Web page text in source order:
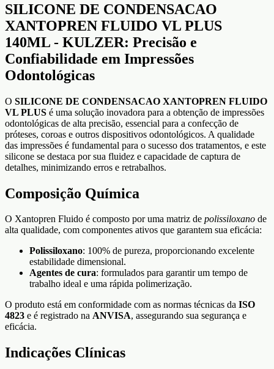
SILICONE DE CONDENSACAO
XANTOPREN FLUIDO VL PLUS
140ML - KULZER: Precisão e
Confiabilidade em Impressões
Odontológicas
O SILICONE DE CONDENSACAO XANTOPREN FLUIDO
VL PLUS é uma solução inovadora para a obtenção de impressões
odontológicas de alta precisão, essencial para a confecção de
próteses, coroas e outros dispositivos odontológicos. A qualidade
das impressões é fundamental para o sucesso dos tratamentos, e este
silicone se destaca por sua fluidez e capacidade de captura de
detalhes, minimizando erros e retrabalhos.
Composição Química
O Xantopren Fluido é composto por uma matriz de polissiloxano de
alta qualidade, com componentes ativos que garantem sua eficácia:
Polissiloxano: 100% de pureza, proporcionando excelente
estabilidade dimensional.
Agentes de cura: formulados para garantir um tempo de
trabalho ideal e uma rápida polimerização.
O produto está em conformidade com as normas técnicas da ISO
4823 e é registrado na ANVISA, assegurando sua segurança e
eficácia.
Indicações Clínicas